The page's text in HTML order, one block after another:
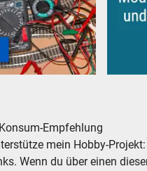
Konsum-Empfehlung
mein Hobby-
Wenn du über einen